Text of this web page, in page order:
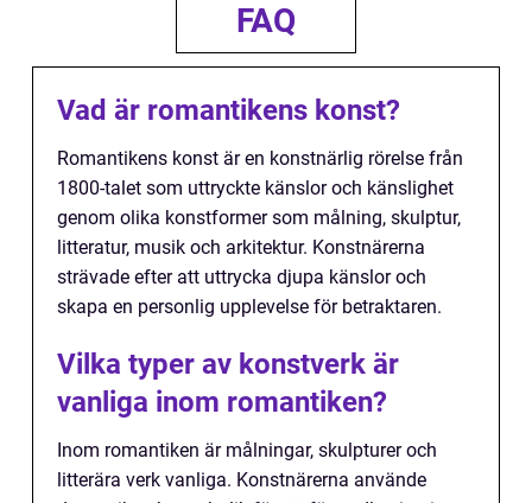
FAQ
Vad är romantikens konst?
Romantikens konst är en konstnärlig rörelse från
1800-talet som uttryckte känslor och känslighet
genom olika konstformer som målning, skulptur,
litteratur, musik och arkitektur. Konstnärerna
strävade efter att uttrycka djupa känslor och
skapa en personlig upplevelse för betraktaren.
Vilka typer av konstverk är
vanliga inom romantiken?
Inom romantiken är målningar, skulpturer och
litterära verk vanliga. Konstnärerna använde